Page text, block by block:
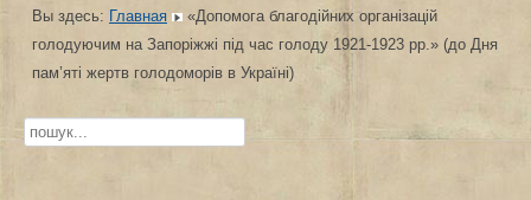
Вы здесь: Главная
«Допомога благодійних організацій
голодуючим на Запоріжжі під час голоду 1921-1923 рр.» (до Дня
пам’яті жертв голодоморів в Україні)
Искать...